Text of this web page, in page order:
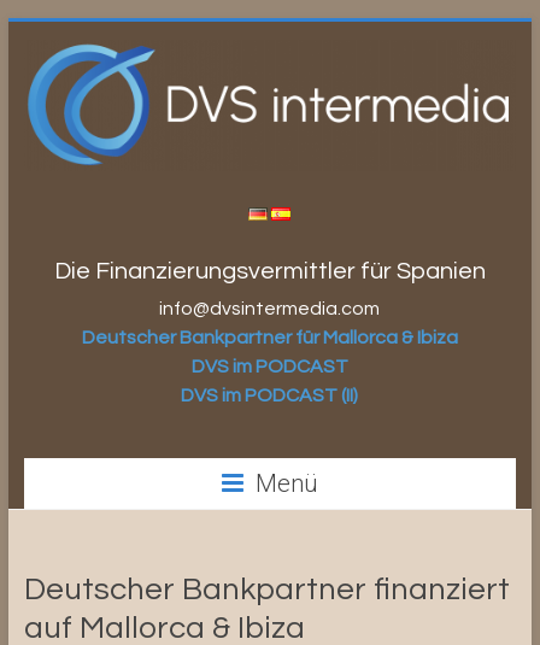
Inhalt
springen
Die Finanzierungsvermittler für Spanien
info@dvsintermedia.com
Deutscher Bankpartner für Mallorca & Ibiza
DVS im PODCAST
DVS im PODCAST (II)
Menü
Deutscher Bankpartner finanziert
auf Mallorca & Ibiza